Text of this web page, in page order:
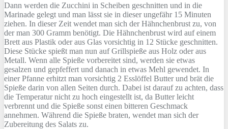
Dann werden die Zucchini in Scheiben geschnitten und in die
Marinade gelegt und man lässt sie in dieser ungefähr 15 Minuten
ziehen. In dieser Zeit wendet man sich der Hähnchenbrust zu, von
der man 300 Gramm benötigt. Die Hähnchenbrust wird auf einem
Brett aus Plastik oder aus Glas vorsichtig in 12 Stücke geschnitten.
Diese Stücke spießt man nun auf Grillspieße aus Holz oder aus
Metall. Wenn alle Spieße vorbereitet sind, werden sie etwas
gesalzen und gepfeffert und danach in etwas Mehl gewendet. In
einer Pfanne erhitzt man vorsichtig 2 Esslöffel Butter und brät die
Spieße darin von allen Seiten durch. Dabei ist darauf zu achten, dass
die Temperatur nicht zu hoch eingestellt ist, da Butter leicht
verbrennt und die Spieße sonst einen bitteren Geschmack
annehmen. Während die Spieße braten, wendet man sich der
Zubereitung des Salats zu.